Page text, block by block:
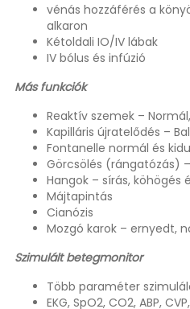
vénás hozzáférés a
alkaron
Kétoldali IO/IV lábak
IV bólus és infúzió
Más funkciók
Reaktív szemek –
Kapilláris újratelődés –
Fontanelle normál és
Görcsölés (rángatózás)
Hangok – sírás, köhögés
Májtapintás
Cianózis
Mozgó karok – ernyedt,
Szimulált betegmonitor
Több paraméter
EKG, SpO2, CO2, ABP,